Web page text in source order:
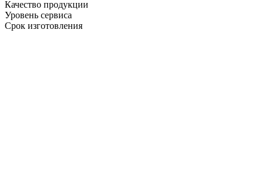
Качество продукции
Уровень сервиса
Срок изготовления